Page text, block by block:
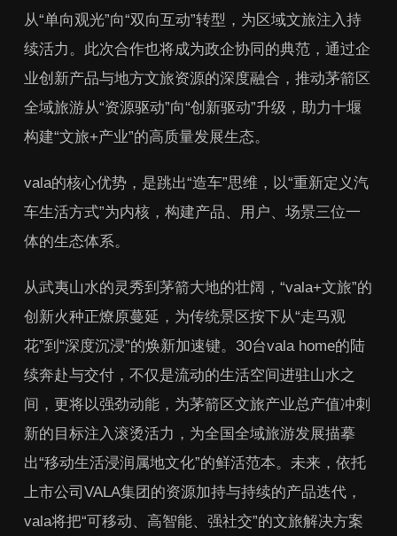
从“单向观光”向“双向互动”转型，为区域文旅注入持
续活力。此次合作也将成为政企协同的典范，通过企
业创新产品与地方文旅资源的深度融合，推动茅箭区
全域旅游从“资源驱动”向“创新驱动”升级，助力十堰
构建“文旅+产业”的高质量发展生态。
vala的核心优势，是跳出“造车”思维，以“重新定义汽
车生活方式”为内核，构建产品、用户、场景三位一
体的生态体系。
从武夷山水的灵秀到茅箭大地的壮阔，“vala+文旅”的
创新火种正燎原蔓延，为传统景区按下从“走马观
花”到“深度沉浸”的焕新加速键。30台vala home的陆
续奔赴与交付，不仅是流动的生活空间进驻山水之
间，更将以强劲动能，为茅箭区文旅产业总产值冲刺
新的目标注入滚烫活力，为全国全域旅游发展描摹
出“移动生活浸润属地文化”的鲜活范本。未来，依托
上市公司VALA集团的资源加持与持续的产品迭代，
vala将把“可移动、高智能、强社交”的文旅解决方案